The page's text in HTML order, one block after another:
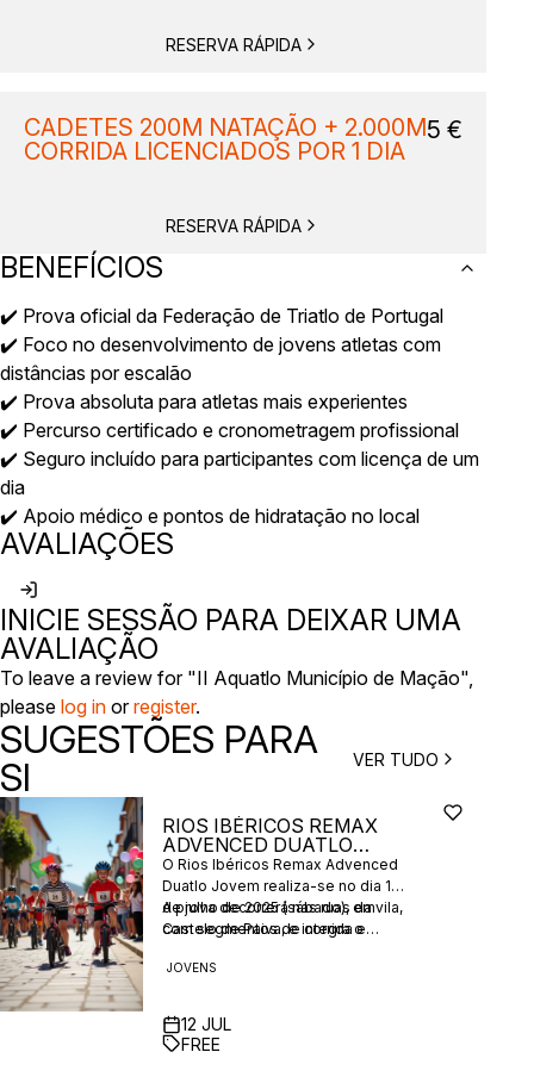
RESERVA RÁPIDA
CADETES 200M NATAÇÃO + 2.000M
CORRIDA LICENCIADOS POR 1 DIA
5 €
RESERVA RÁPIDA
BENEFÍCIOS
✔️ Prova oficial da Federação de Triatlo de Portugal
✔️ Foco no desenvolvimento de jovens atletas com
distâncias por escalão
✔️ Prova absoluta para atletas mais experientes
✔️ Percurso certificado e cronometragem profissional
✔️ Seguro incluído para participantes com licença de um
dia
✔️ Apoio médico e pontos de hidratação no local
AVALIAÇÕES
INICIE SESSÃO PARA DEIXAR UMA
AVALIAÇÃO
To leave a review for "II Aquatlo Município de Mação",
please log in orregister.
SUGESTÕES PARA
SI
VER TUDO
RIOS IBÉRICOS REMAX
ADVENCED DUATLO
JOVEM
O Rios Ibéricos Remax Advenced
Duatlo Jovem realiza-se no dia 12
de julho de 2025 (sábado), em
Castelo de Paiva, e integra o
distâncias adaptadas a cada
Município de Castelo de Paiva em
parceria com o Centro Sol
Nascente, associações locais e o
A prova decorrerá nas ruas da vila,
com segmentos de corrida e
paralelos. É aberta a jovens
inscrições gratuitas e
abastecimentos incluídos.
JOVENS
12 JUL
FREE